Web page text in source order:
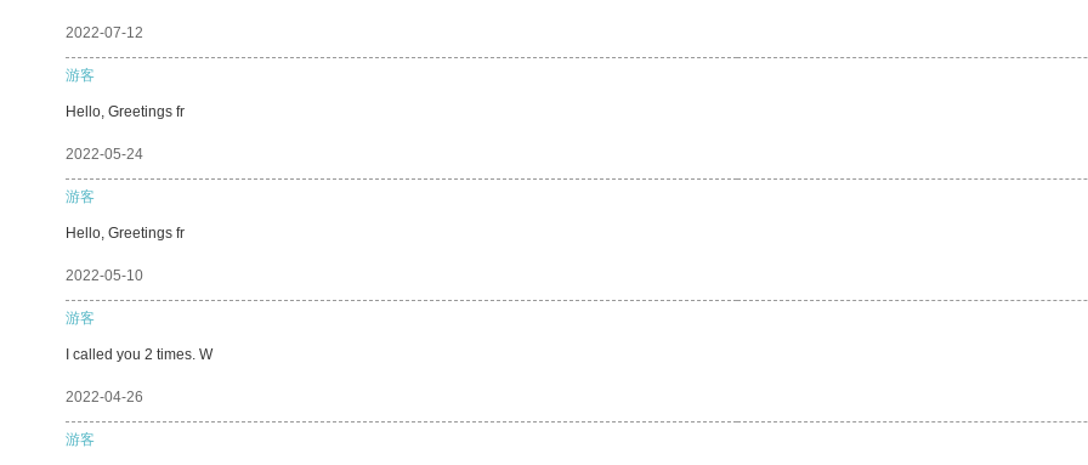
2022-07-12
游客
Hello, Greetings fr
2022-05-24
游客
Hello, Greetings fr
2022-05-10
游客
I called you 2 times. W
2022-04-26
游客